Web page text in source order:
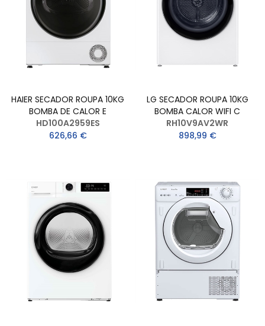
HAIER SECADOR ROUPA 10KG
BOMBA DE CALOR E
HD100A2959ES
626,66 €
LG SECADOR ROUPA 10KG
BOMBA CALOR WIFI C
RH10V9AV2WR
898,99 €